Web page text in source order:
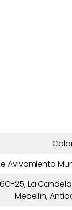
Avivamiento
25, La
Medellín,